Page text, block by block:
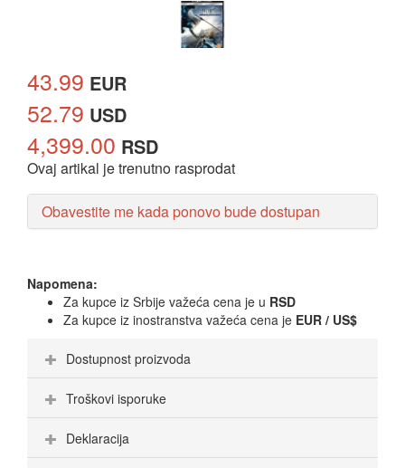
43.99 EUR
52.79 USD
4,399.00 RSD
Ovaj artikal je trenutno rasprodat
Obavestite me kada ponovo bude dostupan
Napomena:
Za kupce iz Srbije važeća cena je u RSD
Za kupce iz inostranstva važeća cena je EUR / US$
Dostupnost proizvoda
Troškovi isporuke
Deklaracija